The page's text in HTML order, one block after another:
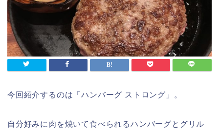
今回紹介するのは「ハンバーグ ストロング」。
自分好みに肉を焼いて食べられるハンバーグとグリル